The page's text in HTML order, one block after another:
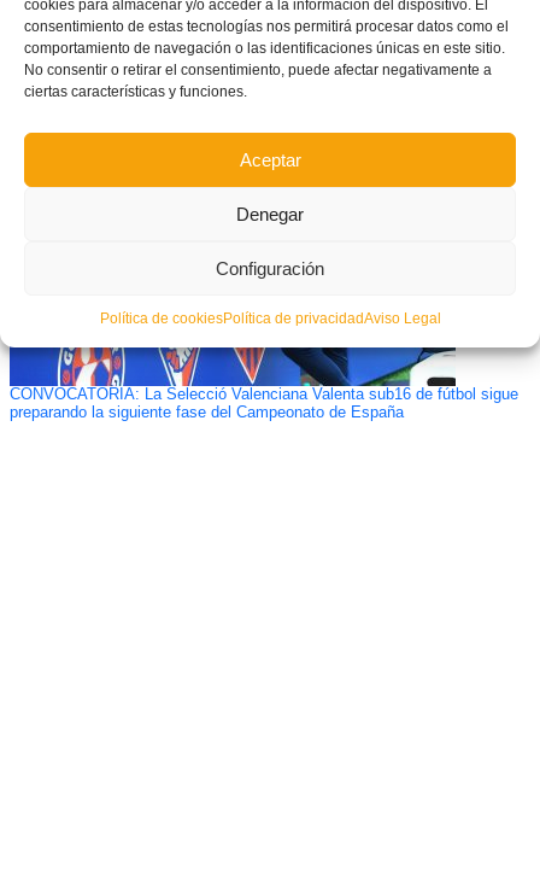
cookies para almacenar y/o acceder a la información del dispositivo. El
consentimiento de estas tecnologías nos permitirá procesar datos como el
comportamiento de navegación o las identificaciones únicas en este sitio.
No consentir o retirar el consentimiento, puede afectar negativamente a
ciertas características y funciones.
Aceptar
Denegar
Configuración
Política de cookiesPolítica de privacidadAviso Legal
La FFCV lanza un Curso Online de Analista de fútbol que comenzará el 27
CONVOCATORIA: La Selecció Valenciana Valenta sub16 de fútbol sigue
preparando la siguiente fase del Campeonato de España